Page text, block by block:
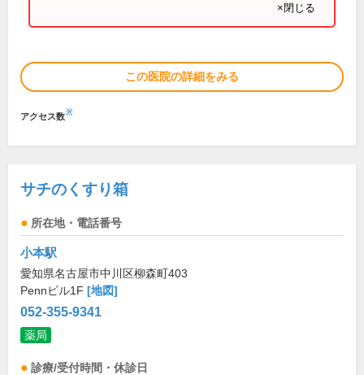
×閉じる
この医院の詳細をみる
アクセス数※
サチのくすり箱
所在地・電話番号
小本駅
愛知県名古屋市中川区柳森町403
Pennビル1F [地図]
052-355-9341
薬局
診療/受付時間・休診日